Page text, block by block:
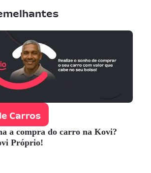
Carros
a compra do carro na Kovi?
Próprio!